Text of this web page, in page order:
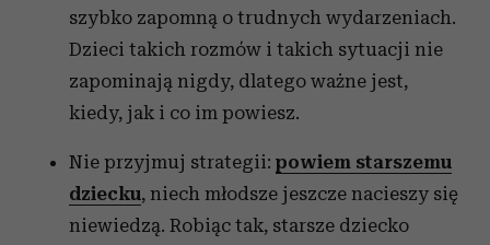
szybko zapomną o trudnych wydarzeniach.
Dzieci takich rozmów i takich sytuacji nie
zapominają nigdy, dlatego ważne jest,
kiedy, jak i co im powiesz.
Nie przyjmuj strategii: powiem starszemu
dziecku, niech młodsze jeszcze nacieszy się
niewiedzą. Robiąc tak, starsze dziecko